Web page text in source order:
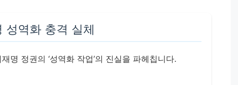
성역화 충격 실체
명 정권의 ‘성역화 작업’의 진실을 파헤칩니다.